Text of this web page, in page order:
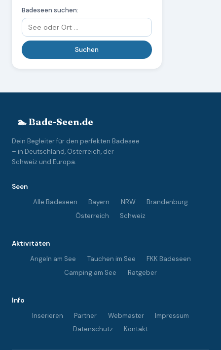
Badeseen suchen:
🏊 Bade-Seen.de
Dein Begleiter für den perfekten Badesee
– in Deutschland, Österreich, der
Schweiz und Europa.
Seen
Alle Badeseen
Bayern NRW
Brandenburg
Österreich
Schweiz
Aktivitäten
Angeln am See
Tauchen im See
FKK Badeseen
Camping am See
Ratgeber
Info
Inserieren
Partner Webmaster
Impressum
Datenschutz
Kontakt